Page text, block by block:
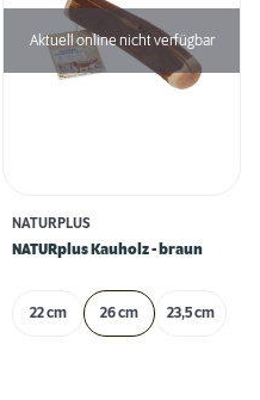
Aktuell online nicht verfügbar
NATURPLUS
NATURplus Kauholz - braun
22 cm 26 cm 23,5 cm